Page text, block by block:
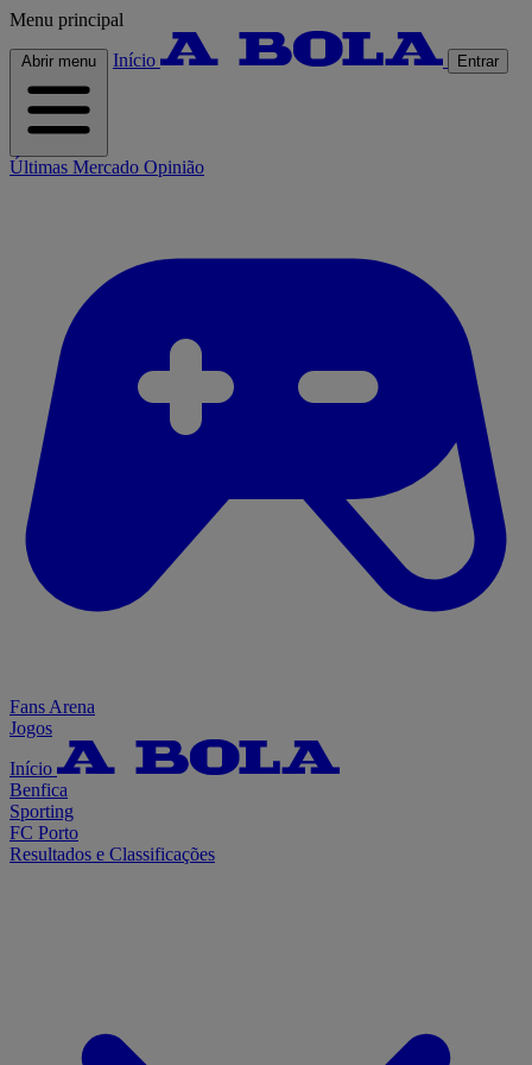
Menu principal
Abrir menu Início Entrar
Últimas Mercado Opinião
Fans Arena
Jogos
Início
Benfica
Sporting
FC Porto
Resultados e Classificações